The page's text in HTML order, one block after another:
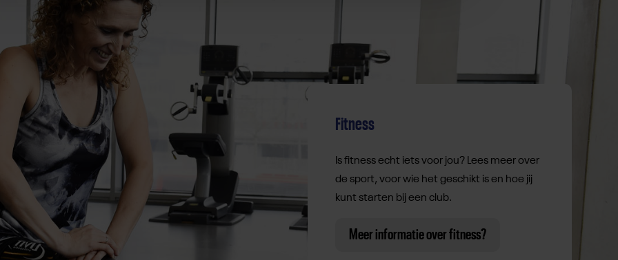
Fitness
Is fitness echt iets voor jou? Lees meer over
de sport, voor wie het geschikt is en hoe jij
kunt starten bij een club.
Meer informatie over fitness?